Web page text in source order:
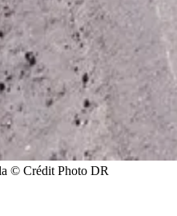
© Crédit Photo DR